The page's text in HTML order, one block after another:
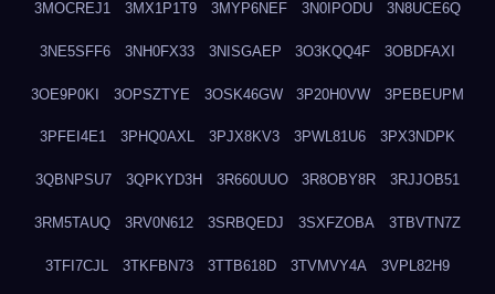
3MOCREJ1 3MX1P1T9 3MYP6NEF 3N0IPODU 3N8UCE6Q
3NE5SFF6 3NH0FX33 3NISGAEP 3O3KQQ4F 3OBDFAXI
3OE9P0KI 3OPSZTYE 3OSK46GW 3P20H0VW 3PEBEUPM
3PFEI4E1 3PHQ0AXL 3PJX8KV3 3PWL81U6 3PX3NDPK
3QBNPSU7 3QPKYD3H 3R660UUO 3R8OBY8R 3RJJOB51
3RM5TAUQ 3RV0N612 3SRBQEDJ 3SXFZOBA 3TBVTN7Z
3TFI7CJL 3TKFBN73 3TTB618D 3TVMVY4A 3VPL82H9